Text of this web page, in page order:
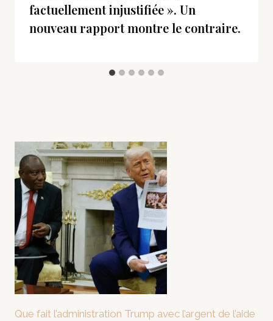
factuellement injustifiée ». Un
nouveau rapport montre le contraire.
Que fait l’administration Trump avec l’argent de l’aide